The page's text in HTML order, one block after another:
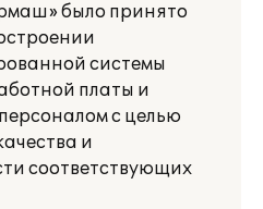
было принято
системы
платы и
с целью
и
соответствующих